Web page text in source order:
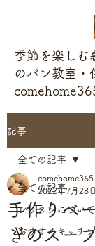
季節を楽し
のパン教室・
記事
全ての記事
レッスンについて
おすすめキッチ
全ての記事
手作りベ
ぎのスー
comehome365
2022年7月28日